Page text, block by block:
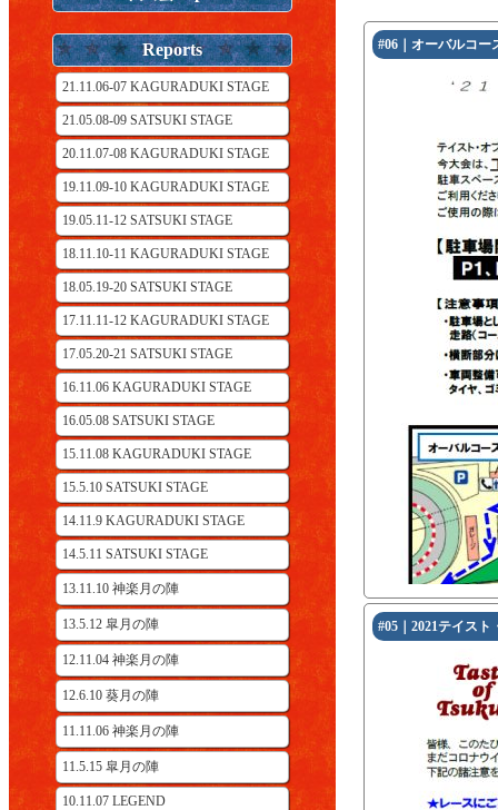
Reports
21.11.06-07 KAGURADUKI STAGE
21.05.08-09 SATSUKI STAGE
20.11.07-08 KAGURADUKI STAGE
19.11.09-10 KAGURADUKI STAGE
19.05.11-12 SATSUKI STAGE
18.11.10-11 KAGURADUKI STAGE
18.05.19-20 SATSUKI STAGE
17.11.11-12 KAGURADUKI STAGE
17.05.20-21 SATSUKI STAGE
16.11.06 KAGURADUKI STAGE
16.05.08 SATSUKI STAGE
15.11.08 KAGURADUKI STAGE
15.5.10 SATSUKI STAGE
14.11.9 KAGURADUKI STAGE
14.5.11 SATSUKI STAGE
13.11.10 神楽月の陣
13.5.12 皐月の陣
12.11.04 神楽月の陣
12.6.10 葵月の陣
11.11.06 神楽月の陣
11.5.15 皐月の陣
10.11.07 LEGEND
#06｜オーバルコ
#05｜2021テイス